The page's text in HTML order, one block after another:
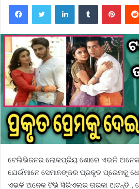
FacebookTwitter LinkedInTumblr
ଟେଲିଭିଜନର ଲୋକପ୍ରିୟ ଶୋରେ ଏଭଳି ଅନେକ
ଯେଉଁମାନେ ସେମାନଙ୍କର ପ୍ରକୃତ ପ୍ରେମକୁ
ଏଭଳି ଅନେକ ଟିଭି ସିରିଏଲର ତାରକା ଅଟନ୍ତି ,